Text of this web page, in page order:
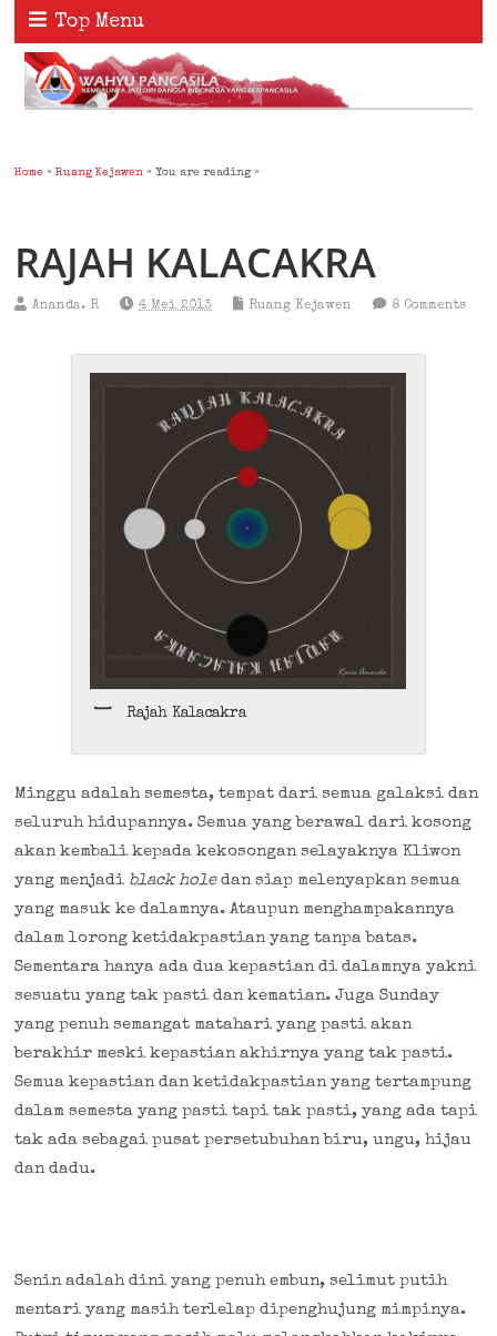
Top Menu
Home »Ruang Kejawen » You are reading »
RAJAH KALACAKRA
Ananda. R 4 Mei 2013 Ruang Kejawen 8 Comments
Rajah Kalacakra
Minggu adalah semesta, tempat dari semua galaksi dan
seluruh hidupannya. Semua yang berawal dari kosong
akan kembali kepada kekosongan selayaknya Kliwon
yang menjadi black holedan siap melenyapkan semua
yang masuk ke dalamnya. Ataupun menghampakannya
dalam lorong ketidakpastian yang tanpa batas.
Sementara hanya ada dua kepastian di dalamnya yakni
sesuatu yang tak pasti dan kematian. Juga Sunday
yang penuh semangat matahari yang pasti akan
berakhir meski kepastian akhirnya yang tak pasti.
Semua kepastian dan ketidakpastian yang tertampung
dalam semesta yang pasti tapi tak pasti, yang ada tapi
tak ada sebagai pusat persetubuhan biru, ungu, hijau
dan dadu.
Senin adalah dini yang penuh embun, selimut putih
mentari yang masih terlelap dipenghujung mimpinya.